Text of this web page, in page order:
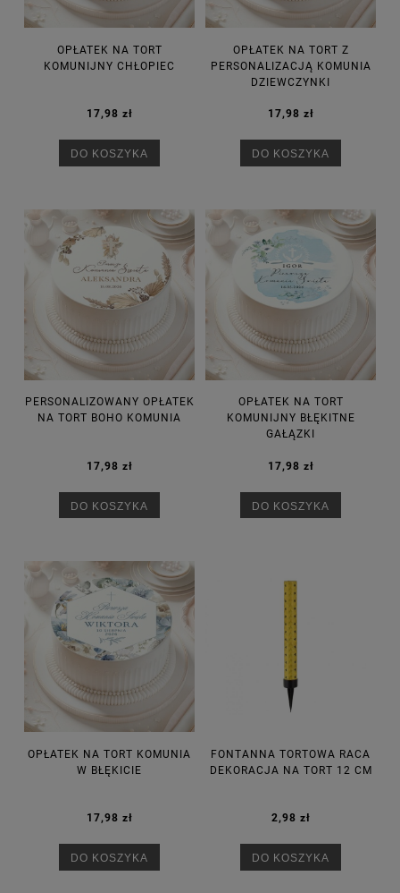
OPŁATEK NA TORT
KOMUNIJNY CHŁOPIEC
17,98 zł
DO KOSZYKA
OPŁATEK NA TORT Z
PERSONALIZACJĄ KOMUNIA
DZIEWCZYNKI
17,98 zł
DO KOSZYKA
PERSONALIZOWANY OPŁATEK
NA TORT BOHO KOMUNIA
17,98 zł
DO KOSZYKA
OPŁATEK NA TORT
KOMUNIJNY BŁĘKITNE
GAŁĄZKI
17,98 zł
DO KOSZYKA
OPŁATEK NA TORT KOMUNIA
W BŁĘKICIE
17,98 zł
DO KOSZYKA
FONTANNA TORTOWA RACA
DEKORACJA NA TORT 12 CM
2,98 zł
DO KOSZYKA